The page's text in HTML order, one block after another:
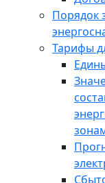
Порядок
Тарифы